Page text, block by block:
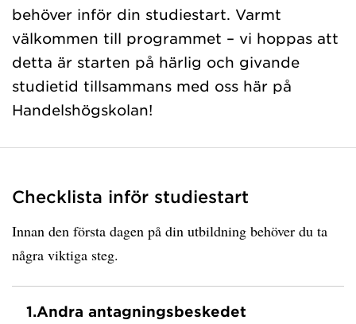
behöver inför din studiestart. Varmt
välkommen till programmet – vi hoppas att
detta är starten på härlig och givande
studietid tillsammans med oss här på
Handelshögskolan!
Checklista inför studiestart
Innan den första dagen på din utbildning behöver du ta
några viktiga steg.
1.Andra antagningsbeskedet